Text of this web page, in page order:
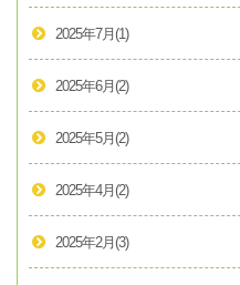
2025年7月 (1)
2025年6月 (2)
2025年5月 (2)
2025年4月 (2)
2025年2月 (3)